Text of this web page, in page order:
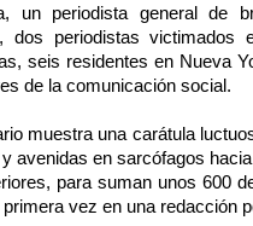
un periodista general de
dos periodistas
seis residentes en Nueva
de la comunicación social.
muestra una carátula
avenidas en sarcófagos
para suman unos 600
vez en una redacción